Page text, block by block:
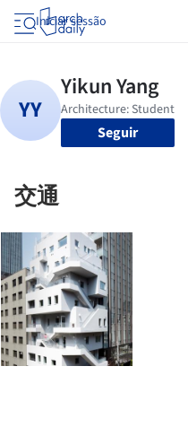
Iniciar sessão
Seguir
交通